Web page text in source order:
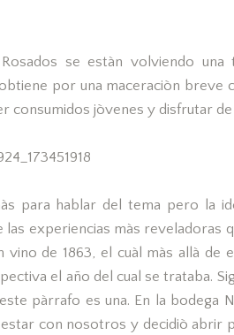
se estàn volviendo
por una maceraciòn breve
consumidos jòvenes y disfrutar
para hablar del tema pero la
las experiencias màs reveladoras
vino de 1863, el cuàl màs allà de
el año del cual se trataba.
pàrrafo es una. En la
con nosotros y decidiò abrir